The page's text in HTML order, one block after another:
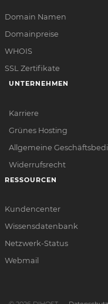
Domain Namen
Domainpreise
WHOIS
SSL Zertifikate
UNTERNEHMEN
Karriere
Grünes Hosting
Allgemeine
Widerrufsrecht
RESSOURCEN
Kundencenter
Wissensdatenbank
Netzwerk-Status
Webmail